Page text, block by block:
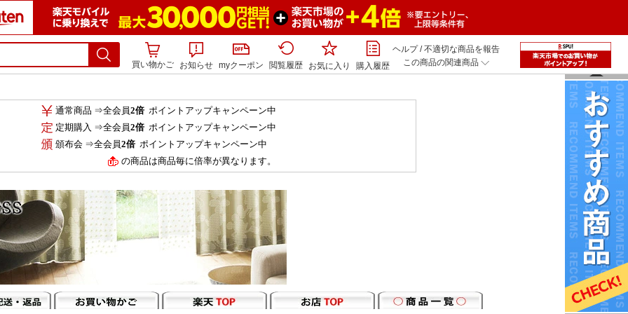
買い物かご お知らせ myクーポン 閲覧履歴 お気に入り 購入履歴
ヘルプ/不適切な商品を報告
この商品の関連商品
通常商品 ⇒全会員2倍ポイントアップキャンペーン中
定期購入 ⇒全会員2倍ポイントアップキャンペーン中
頒布会 ⇒全会員2倍ポイントアップキャンペーン中
の商品は商品毎に倍率が異なります。